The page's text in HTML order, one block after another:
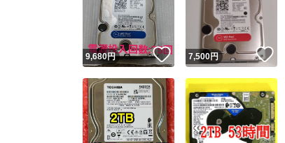
ス
※
9,680円 いいね！
7,500円